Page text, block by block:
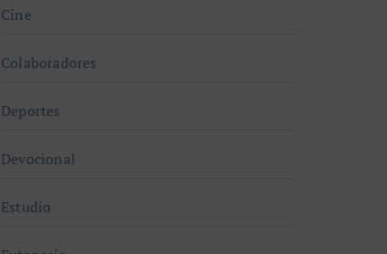
Cine
Colaboradores
Deportes
Devocional
Estudio